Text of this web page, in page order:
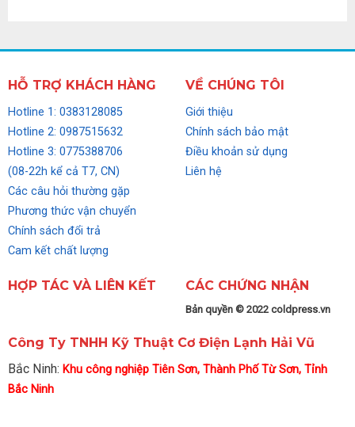
HỖ TRỢ KHÁCH HÀNG
Hotline 1: 0383128085
Hotline 2: 0987515632
Hotline 3: 0775388706
(08-22h kể cả T7, CN)
Các câu hỏi thường gặp
Phương thức vận chuyển
Chính sách đổi trả
Cam kết chất lượng
VỀ CHÚNG TÔI
Giới thiệu
Chính sách bảo mật
Điều khoản sử dụng
Liên hệ
HỢP TÁC VÀ LIÊN KẾT CÁC CHỨNG NHẬN
Bản quyền © 2022 coldpress.vn
Công Ty TNHH Kỹ Thuật Cơ Điện Lạnh Hải Vũ
Bắc Ninh: Khu công nghiệp Tiên Sơn, Thành Phố Từ Sơn, Tỉnh
Bắc Ninh